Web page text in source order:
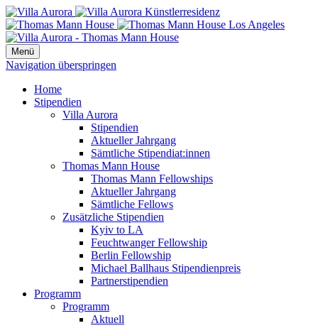
Menü
Navigation überspringen
Home
Stipendien
Villa Aurora
Stipendien
Aktueller Jahrgang
Sämtliche Stipendiat:innen
Thomas Mann House
Thomas Mann Fellowships
Aktueller Jahrgang
Sämtliche Fellows
Zusätzliche Stipendien
Kyiv to LA
Feuchtwanger Fellowship
Berlin Fellowship
Michael Ballhaus Stipendienpreis
Partnerstipendien
Programm
Programm
Aktuell